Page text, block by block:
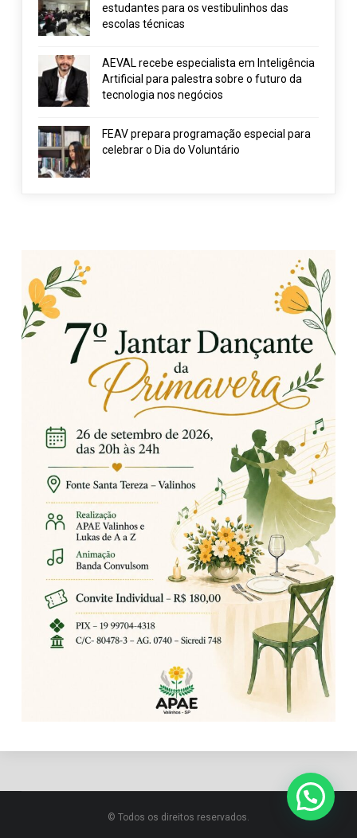
estudantes para os vestibulinhos das
escolas técnicas
AEVAL recebe especialista em Inteligência
Artificial para palestra sobre o futuro da
tecnologia nos negócios
FEAV prepara programação especial para
celebrar o Dia do Voluntário
© Todos os direitos reservados.